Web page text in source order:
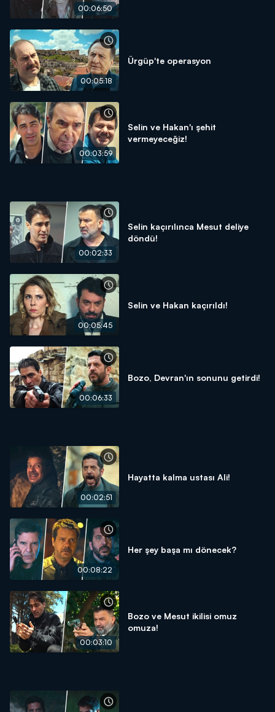
00:06:50
00:05:18
Ürgüp'te operasyon
00:03:59
Selin ve Hakan'ı şehit
vermeyeceğiz!
00:02:33
Selin kaçırılınca Mesut deliye
döndü!
00:05:45
Selin ve Hakan kaçırıldı!
00:06:33
Bozo, Devran'ın sonunu getirdi!
00:02:51
Hayatta kalma ustası Ali!
00:08:22
Her şey başa mı dönecek?
00:03:10
Bozo ve Mesut ikilisi omuz
omuza!